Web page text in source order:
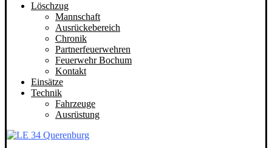
Löschzug
Mannschaft
Ausrückebereich
Chronik
Partnerfeuerwehren
Feuerwehr Bochum
Kontakt
Einsätze
Technik
Fahrzeuge
Ausrüstung